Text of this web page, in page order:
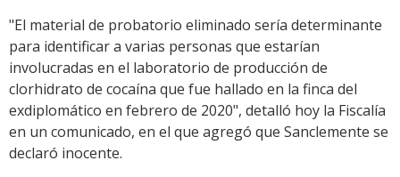
"El material de probatorio eliminado sería determinante
para identificar a varias personas que estarían
involucradas en el laboratorio de producción de
clorhidrato de cocaína que fue hallado en la finca del
exdiplomático en febrero de 2020", detalló hoy la Fiscalía
en un comunicado, en el que agregó que Sanclemente se
declaró inocente.